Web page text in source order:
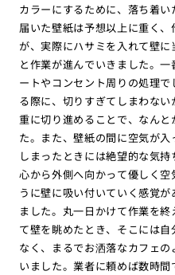
カラーにするために、落ち着い
届いた壁紙は予想以上に重く
が、実際にハサミを入れて壁
と作業が進んでいきました。
ートやコンセント周りの処理
る際に、切りすぎてしまわな
重に切り進めることで、なん
た。また、壁紙の間に空気が
しまったときには絶望的な気
心から外側へ向かって優しく
うに壁に吸い付いていく感覚
ました。丸一日かけて作業を
て壁を眺めたとき、そこには
なく、まるでお洒落なカフェ
いました。業者に頼めば数時